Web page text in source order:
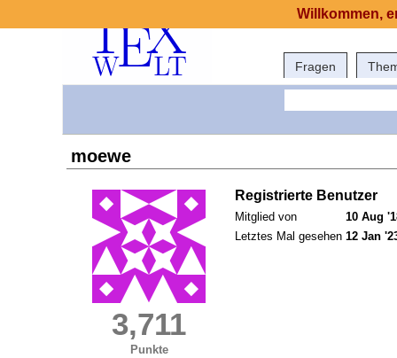
Fragen
moewe
3,711
Punkte
Registrierte Benutzer
Mitglied von
10 Aug
Letztes Mal gesehen 12 Jan
Willkommen,